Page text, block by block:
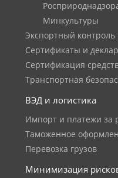
Минкультуры
Экспортный контроль
Сертификаты и
Сертификация
Транспортная
ВЭД и логистика
Импорт и платежи за
Таможенное
Перевозка грузов
Минимизация